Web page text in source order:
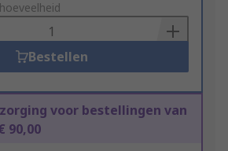
Bestellen
voor bestellingen van
90,00